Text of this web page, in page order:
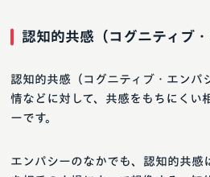
認知的共感（コグニティブ・
認知的共感（コグニティブ・エンパ
情などに対して、共感をもちにくい
ーです。
エンパシーのなかでも、認知的共感